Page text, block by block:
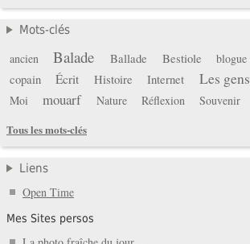
Mots-clés
ancien Balade Ballade Bestiole blogue
copain Écrit Histoire Internet Les gens
Moi
mouarf Nature Réflexion Souvenir
Tous les mots-clés
Liens
Open Time
Mes Sites persos